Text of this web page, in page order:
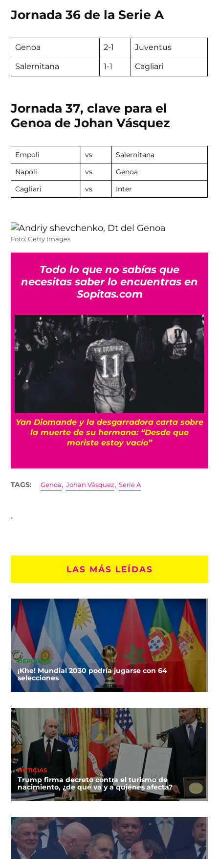
Jornada 36 de la Serie A
Genoa 2-1 Juventus
Salernitana 1-1 Cagliari
Jornada 37, clave para el
Genoa de Johan Vásquez
Empoli vs
Salernitana
Napoli
vs
Genoa
Cagliari
vs Inter
Foto: Getty Images
Todo lo que no sabías que
necesitas saber lo encuentras en
Sopitas.com
Yan Diomande y la desgarradora carta sobre
la muerte de su hermana: “Desde que
moriste estoy vacío”
TAGS: Genoa,Johan Vásquez,Serie A
LAS MÁS LEÍDAS
DEPORTES
¡Khe! Mundial 2030 podría jugarse con 64
selecciones
NOTICIAS
Trump firma decreto contra el turismo de
nacimiento, ¿de qué va y a quiénes afecta?